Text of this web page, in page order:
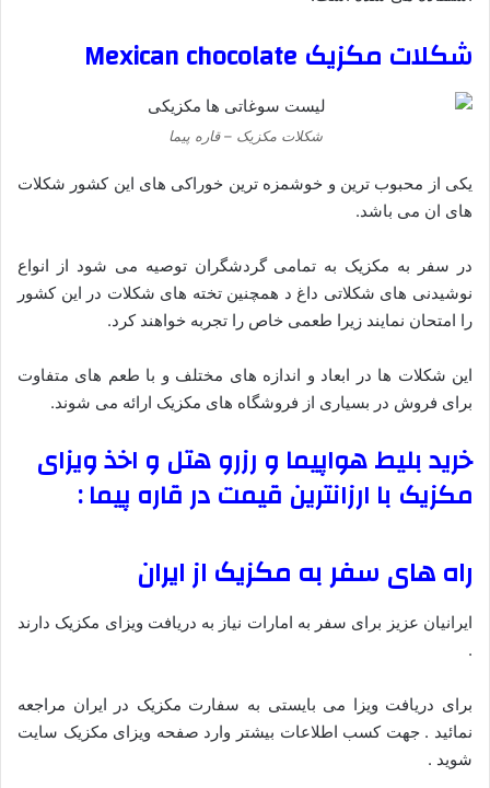
شکلات مکزیک Mexican chocolate
شکلات مکزیک – قاره پیما
یکی از محبوب ترین و خوشمزه ترین خوراکی های این کشور شکلات
های ان می باشد.
در سفر به مکزیک به تمامی گردشگران توصیه می شود از انواع
نوشیدنی های شکلاتی داغ د همچنین تخته های شکلات در این کشور
را امتحان نمایند زیرا طعمی خاص را تجربه خواهند کرد.
این شکلات ها در ابعاد و اندازه های مختلف و با طعم های متفاوت
برای فروش در بسیاری از فروشگاه های مکزیک ارائه می شوند.
خرید بلیط هواپیما و رزرو هتل و اخذ ویزای
مکزیک با ارزانترین قیمت در قاره پیما :
راه های سفر به مکزیک از ایران
ایرانیان عزیز برای سفر به امارات نیاز به دریافت ویزای مکزیک دارند
.
برای دریافت ویزا می بایستی به سفارت مکزیک در ایران مراجعه
نمائید . جهت کسب اطلاعات بیشتر وارد صفحه ویزای مکزیک سایت
شوید .